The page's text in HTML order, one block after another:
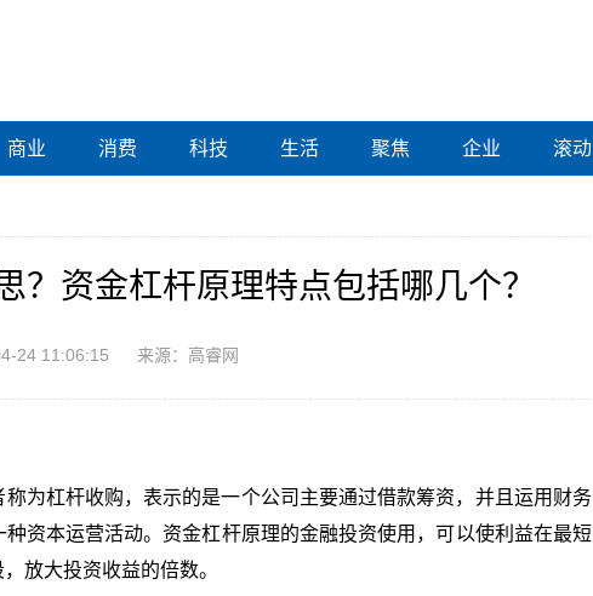
商业 消费 科技 生活 聚焦 企业 滚动
？资金杠杆原理特点包括哪几个？
24 11:06:15 来源：高睿网
为杠杆收购，表示的是一个公司主要通过借款筹资，并且运用财务
资本运营活动。资金杠杆原理的金融投资使用，可以使利益在最短
放大投资收益的倍数。